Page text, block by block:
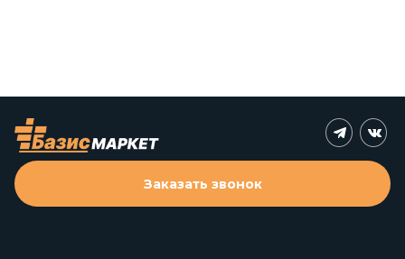
Заказать звонок